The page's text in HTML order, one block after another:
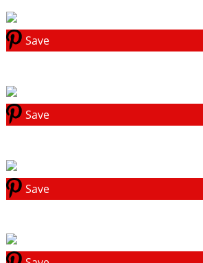
Save
Save
Save